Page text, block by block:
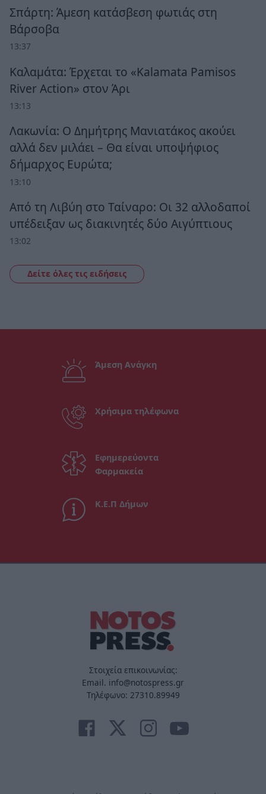
Σπάρτη: Άμεση κατάσβεση φωτιάς στη
Βάρσοβα
13:37
Καλαμάτα: Έρχεται το «Kalamata Pamisos
River Action» στον Άρι
13:13
Λακωνία: Ο Δημήτρης Μανιατάκος ακούει
αλλά δεν μιλάει – Θα είναι υποψήφιος
δήμαρχος Ευρώτα;
13:10
Από τη Λιβύη στο Ταίναρο: Οι 32 αλλοδαποί
υπέδειξαν ως διακινητές δύο Αιγύπτιους
13:02
Δείτε όλες τις ειδήσεις
Άμεση Ανάγκη
Χρήσιμα τηλέφωνα
Εφημερεύοντα
Φαρμακεία
Κ.Ε.Π Δήμων
Στοιχεία επικοινωνίας:
Email. info@notospress.gr
Τηλέφωνο: 27310.89949